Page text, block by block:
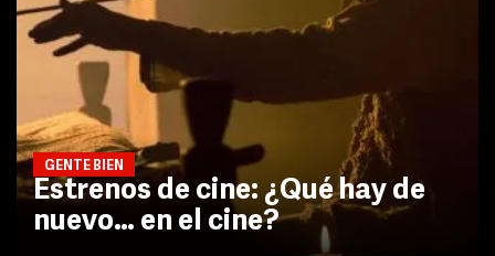
GENTE BIEN
Estrenos de cine: ¿Qué hay de
nuevo… en el cine?